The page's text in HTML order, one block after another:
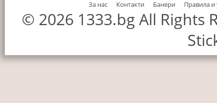
За нас Контакти Банери Правила и
© 2026 1333.bg All Rights